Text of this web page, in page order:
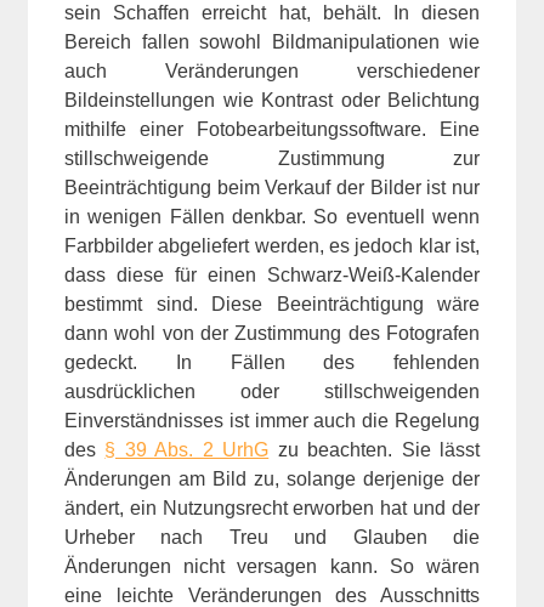
sein Schaffen erreicht hat, behält. In diesen
Bereich fallen sowohl Bildmanipulationen wie
auch Veränderungen verschiedener
Bildeinstellungen wie Kontrast oder Belichtung
mithilfe einer Fotobearbeitungssoftware. Eine
stillschweigende Zustimmung zur
Beeinträchtigung beim Verkauf der Bilder ist nur
in wenigen Fällen denkbar. So eventuell wenn
Farbbilder abgeliefert werden, es jedoch klar ist,
dass diese für einen Schwarz-Weiß-Kalender
bestimmt sind. Diese Beeinträchtigung wäre
dann wohl von der Zustimmung des Fotografen
gedeckt. In Fällen des fehlenden
ausdrücklichen oder stillschweigenden
Einverständnisses ist immer auch die Regelung
des § 39 Abs. 2 UrhG zu beachten. Sie lässt
Änderungen am Bild zu, solange derjenige der
ändert, ein Nutzungsrecht erworben hat und der
Urheber nach Treu und Glauben die
Änderungen nicht versagen kann. So wären
eine leichte Veränderungen des Ausschnitts